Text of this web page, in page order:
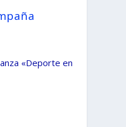
«Deporte en